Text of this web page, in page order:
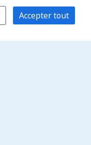
Accepter tout